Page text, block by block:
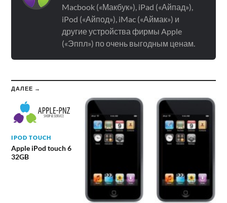
Macbook («Макбук»), iPad («Айпад»),
iPod («Айпод»), iMac («Аймак») и
другие устройства фирмы Apple
(«Эппл») по очень выгодным ценам.
ДАЛЕЕ →
IPOD TOUCH
Apple iPod touch 6
32GB